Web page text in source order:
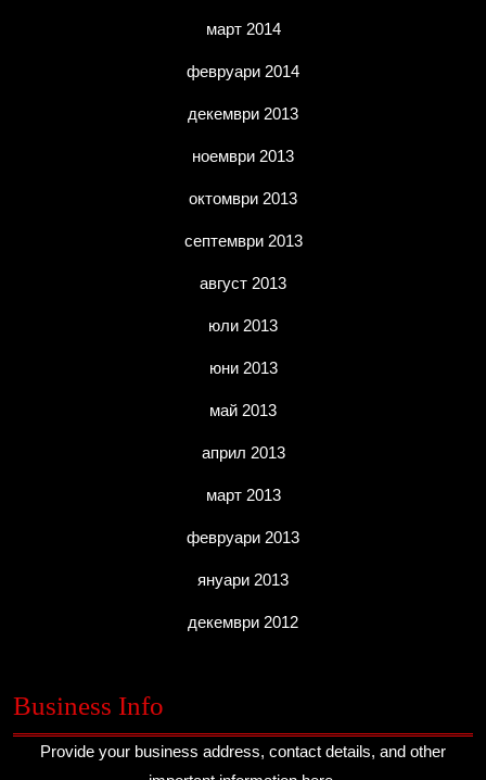
март 2014
февруари 2014
декември 2013
ноември 2013
октомври 2013
септември 2013
август 2013
юли 2013
юни 2013
май 2013
април 2013
март 2013
февруари 2013
януари 2013
декември 2012
Business Info
Provide your business address, contact details, and other